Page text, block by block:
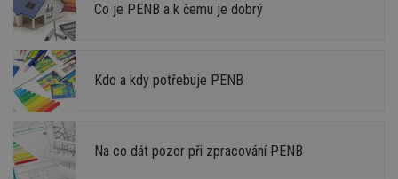
Co je PENB a k čemu je dobrý
Kdo a kdy potřebuje PENB
Na co dát pozor při zpracování PENB